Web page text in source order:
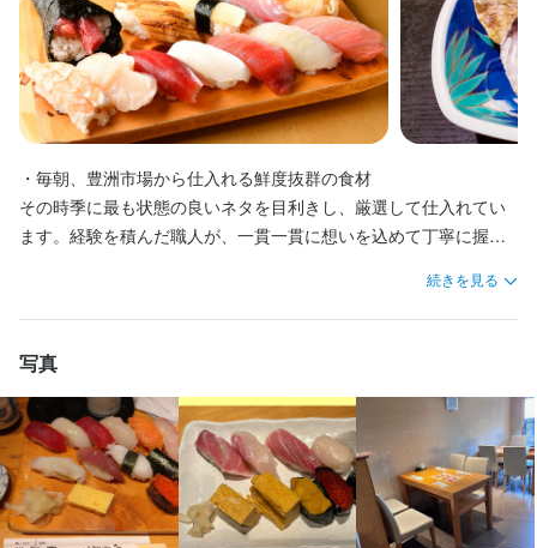
・毎朝、豊洲市場から仕入れる鮮度抜群の食材
その時季に最も状態の良いネタを目利きし、厳選して仕入れてい
ます。経験を積んだ職人が、一貫一貫に想いを込めて丁寧に握る
シャリは先代から受け継いだ独自配合で、ネタの旨みを引き立て
る仕上がり。ほんのり甘みのある自家製厚焼き玉子は、世代を問
わず多くのお客様に支持されています。
・寿司だけでなく一品料理も高評価
新鮮な刺身や煮魚をはじめ、日本酒と相性の良い料理も豊富にご
用意。旬の牡蠣や白子、あん肝など、季節を感じられるメニュー
も人気です。
十四代や大信州、日高見などの銘酒に加え、常連様向けの限定酒
続きを見る
写真
を深められる環境があります。これまで培ってきた経験を活か
し、存分に腕を振るっていただけます。
この仕事のおすすめポイント
各路線が乗り入れる品川駅から徒歩1分という抜群の立地。通勤の
しやすさも大きな魅力です。
創業から60年以上にわたり受け継がれてきた伝統と技術を大切に
定休日に加えて、月に1回程度は土曜休みもあり、連休の取得が可
能です。祝日が休みのため、ゴールデンウィークもしっかりお休
みできます。さらに、夏季休暇・冬期休暇もそれぞれ5日ほど用意
しており、仕事と私生活のバランスを大切にした働き方が叶いま
す。家族や友人との時間をしっかり確保できる職場です。